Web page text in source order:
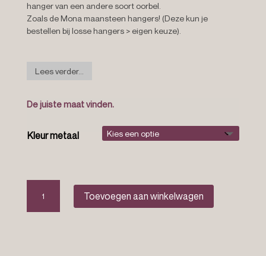
hanger van een andere soort oorbel.
Zoals de Mona maansteen hangers! (Deze kun je
bestellen bij losse hangers > eigen keuze).
Lees verder...
De juiste maat vinden.
Kleur metaal
Geometrische
oorbellen
“Pia”
Toevoegen aan winkelwagen